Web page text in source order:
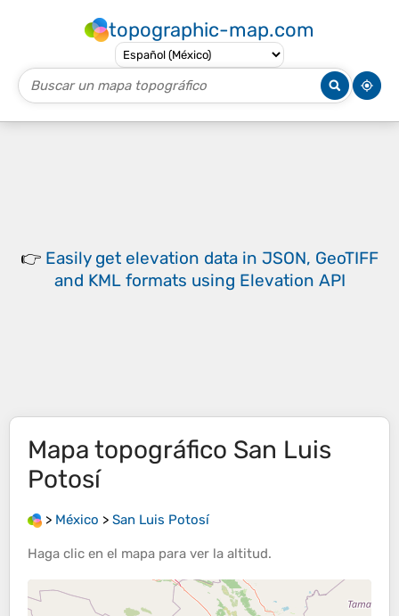
topographic-map.com
👉 Easily get elevation data in JSON, GeoTIFF
and KML formats using Elevation API
Mapa topográfico San Luis
Potosí
> México > San Luis Potosí
Haga clic en el mapa para ver la altitud.